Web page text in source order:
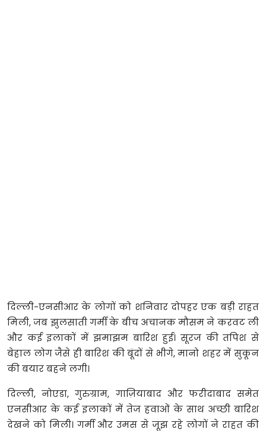
दिल्ली-एनसीआर के लोगों को शनिवार दोपहर एक बड़ी राहत
मिली, जब झुलसाती गर्मी के बीच अचानक मौसम ने करवट ली
और कई इलाकों में झमाझम बारिश हुई। सूरज की तपिश से
बेहाल लोग जैसे ही बारिश की बूंदों से भीगे, मानो शहर में सुकून
की बयार बहने लगी।
दिल्ली, नोएडा, गुरुग्राम, गाज़ियाबाद और फरीदाबाद समेत
एनसीआर के कई इलाकों में तेज हवाओं के साथ अच्छी बारिश
देखने को मिली। गर्मी और उमस से जूझ रहे लोगों ने राहत की